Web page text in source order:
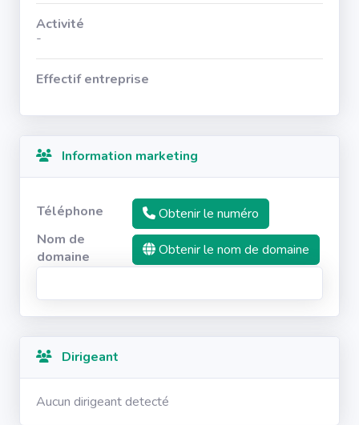
Activité
-
Effectif entreprise
Information marketing
Téléphone
Obtenir le numéro
Nom de
domaine
Obtenir le nom de domaine
Dirigeant
Aucun dirigeant detecté